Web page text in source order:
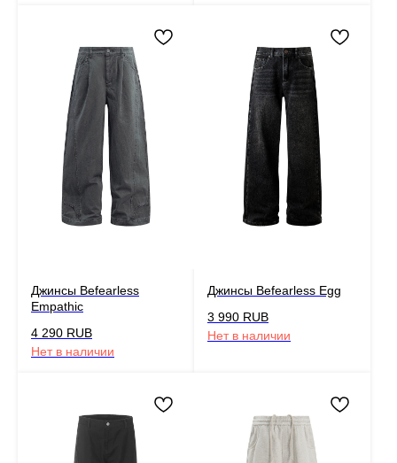
Джинсы Befearless
Empathic
4 290 RUB
Нет в наличии
Джинсы Befearless Egg
3 990 RUB
Нет в наличии